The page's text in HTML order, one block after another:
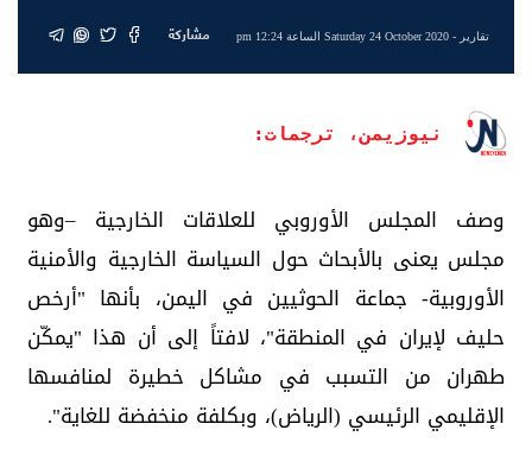
تقارير - Saturday 24 October 2020 الساعة 12:24 pm مشاركة
نيوزيمن، ترجمات:
وصف المجلس الأوروبي للعلاقات الخارجية –وهو
مجلس يعنى بالأبحاث حول السياسة الخارجية والأمنية
الأوروبية- جماعة الحوثيين في اليمن، بأنها "أرخص
حليف لإيران في المنطقة"، لافتاً إلى أن هذا "يمكّن
طهران من التسبب في مشاكل خطيرة لمنافسها
الإقليمي الرئيسي (الرياض)، وبكلفة منخفضة للغاية".